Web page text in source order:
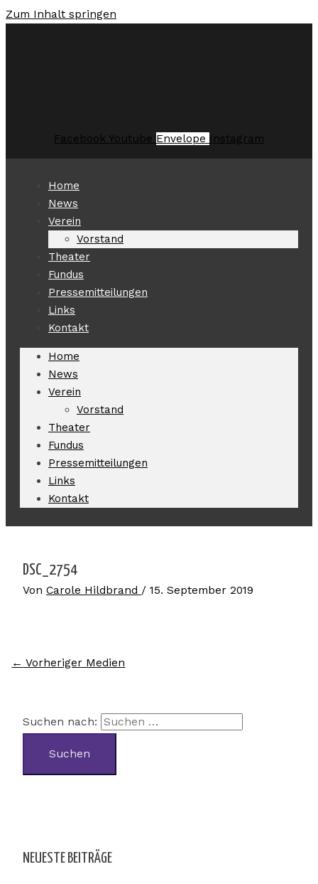
Zum Inhalt springen
Facebook Youtube Envelope Instagram
Home
News
Verein
Vorstand
Theater
Fundus
Pressemitteilungen
Links
Kontakt
Home
News
Verein
Vorstand
Theater
Fundus
Pressemitteilungen
Links
Kontakt
DSC_2754
Von Carole Hildbrand / 15. September 2019
← Vorheriger Medien
Suchen nach:
NEUESTE BEITRÄGE